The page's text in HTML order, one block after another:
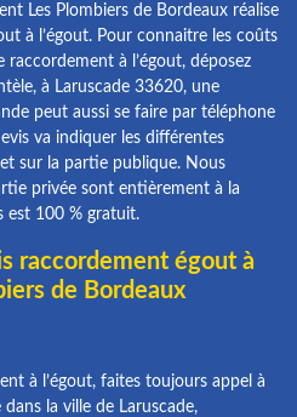
Les Plombiers de Bordeaux réalise
à l’égout. Pour connaitre les coûts
à l’égout, déposez
à Laruscade 33620, une
peut aussi se faire par téléphone
va indiquer les différentes
sur la partie publique. Nous
privée sont entièrement à la
est 100 % gratuit.
raccordement égout à
de Bordeaux
à l’égout, faites toujours appel à
la ville de Laruscade,